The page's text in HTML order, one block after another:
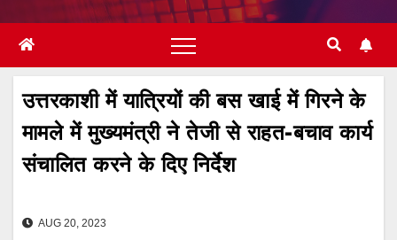
उत्तरकाशी में यात्रियों की बस खाई में गिरने के
मामले में मुख्यमंत्री ने तेजी से राहत-बचाव कार्य
संचालित करने के दिए निर्देश
AUG 20, 2023